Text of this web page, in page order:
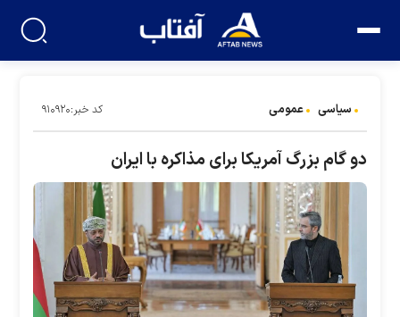
سیاسی عمومی کد خبر:۹۱۰۹۲۰
دو گام بزرگ آمریکا برای مذاکره با ایران